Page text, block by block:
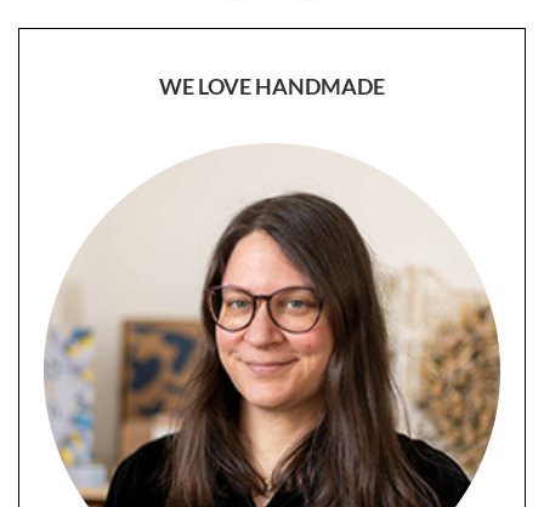
WE LOVE HANDMADE